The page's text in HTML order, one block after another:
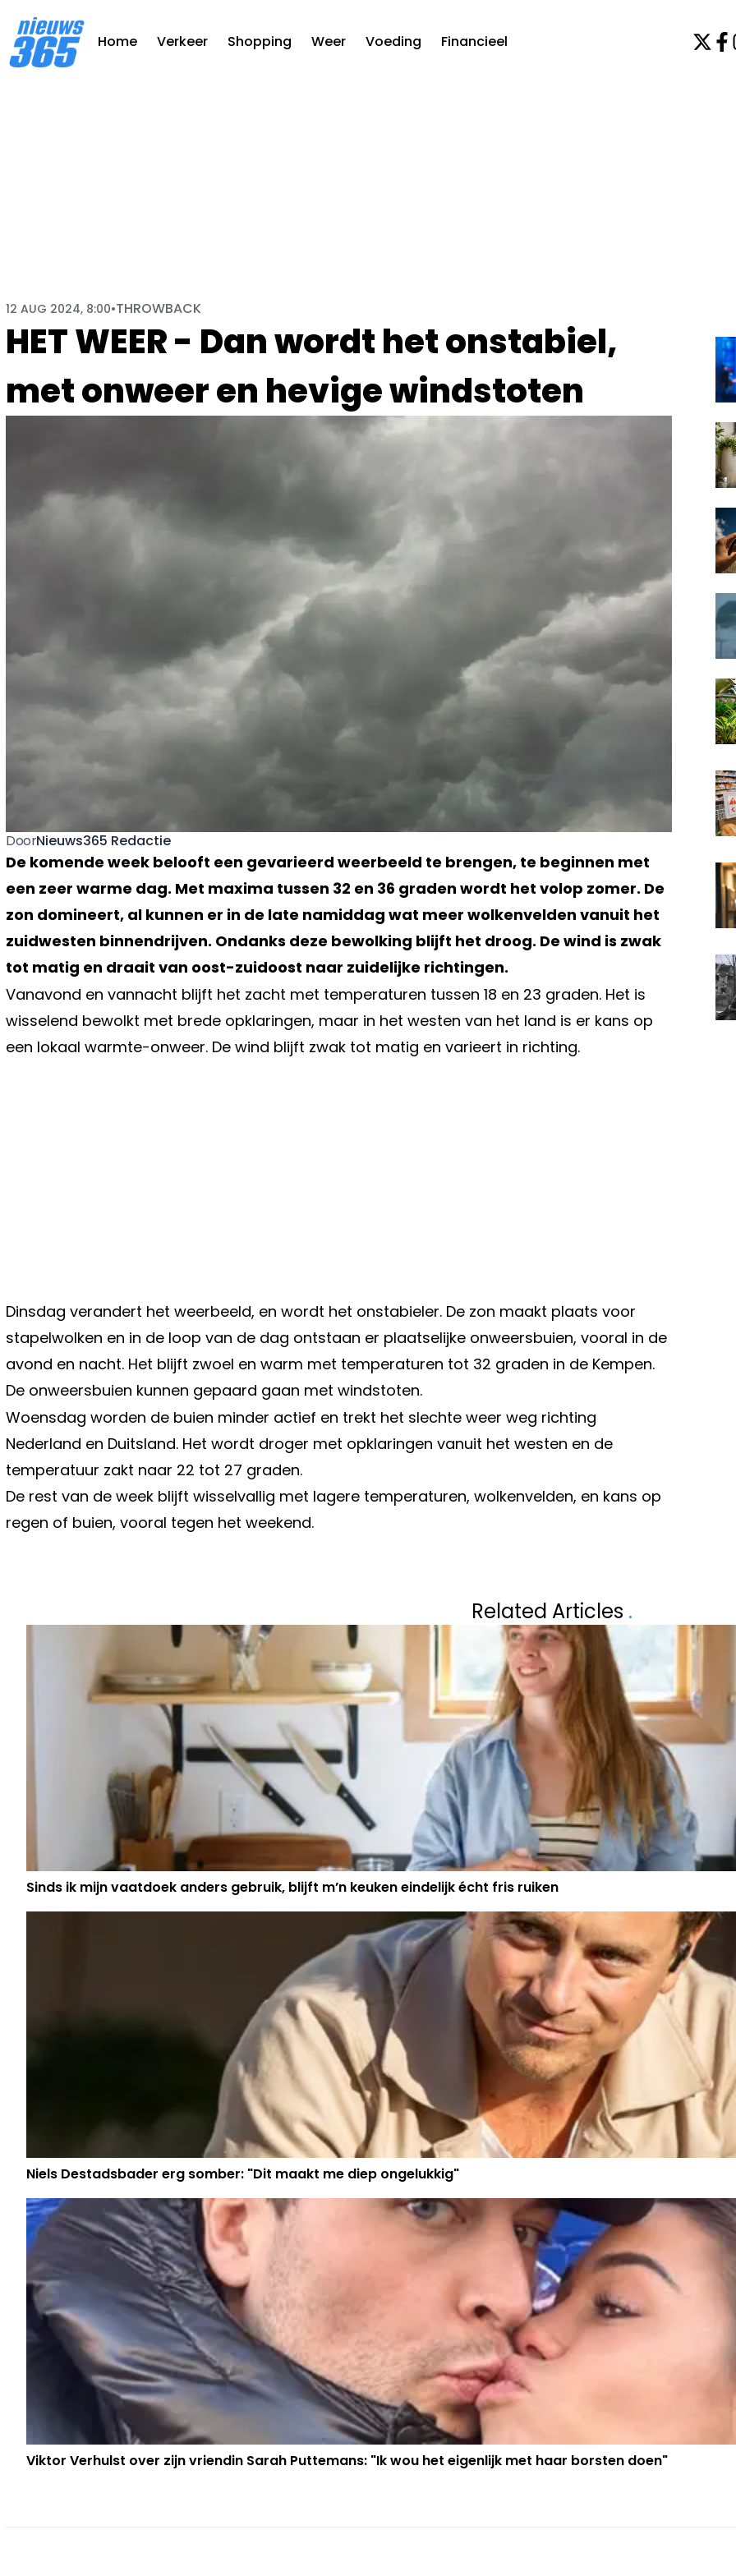
Home Verkeer Shopping Weer Voeding Financieel
HET WEER - Dan wordt het onstabiel,
met onweer en hevige windstoten
12 AUG 2024, 8:00•THROWBACK
DoorNieuws365 Redactie
De komende week belooft een gevarieerd weerbeeld te brengen, te beginnen met
een zeer warme dag. Met maxima tussen 32 en 36 graden wordt het volop zomer. De
zon domineert, al kunnen er in de late namiddag wat meer wolkenvelden vanuit het
zuidwesten binnendrijven. Ondanks deze bewolking blijft het droog. De wind is zwak
tot matig en draait van oost-zuidoost naar zuidelijke richtingen.
Vanavond en vannacht blijft het zacht met temperaturen tussen 18 en 23 graden. Het is
wisselend bewolkt met brede opklaringen, maar in het westen van het land is er kans op
een lokaal warmte-onweer. De wind blijft zwak tot matig en varieert in richting.
Dinsdag verandert het weerbeeld, en wordt het onstabieler. De zon maakt plaats voor
stapelwolken en in de loop van de dag ontstaan er plaatselijke onweersbuien, vooral in de
avond en nacht. Het blijft zwoel en warm met temperaturen tot 32 graden in de Kempen.
De onweersbuien kunnen gepaard gaan met windstoten.
Woensdag worden de buien minder actief en trekt het slechte weer weg richting
Nederland en Duitsland. Het wordt droger met opklaringen vanuit het westen en de
temperatuur zakt naar 22 tot 27 graden.
De rest van de week blijft wisselvallig met lagere temperaturen, wolkenvelden, en kans op
regen of buien, vooral tegen het weekend.
ZOONTJES VOOR
GEVAARLIJKE
Related Articles .
Sinds ik mijn vaatdoek anders gebruik, blijft m’n keuken eindelijk écht fris ruiken
Niels Destadsbader erg somber: "Dit maakt me diep ongelukkig"
Viktor Verhulst over zijn vriendin Sarah Puttemans: "Ik wou het eigenlijk met haar borsten doen"